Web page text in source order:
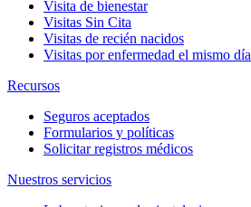
Visita de bienestar
Visitas Sin Cita
Visitas de recién nacidos
Visitas por enfermedad el mismo día
Recursos
Seguros aceptados
Formularios y políticas
Solicitar registros médicos
Nuestros servicios